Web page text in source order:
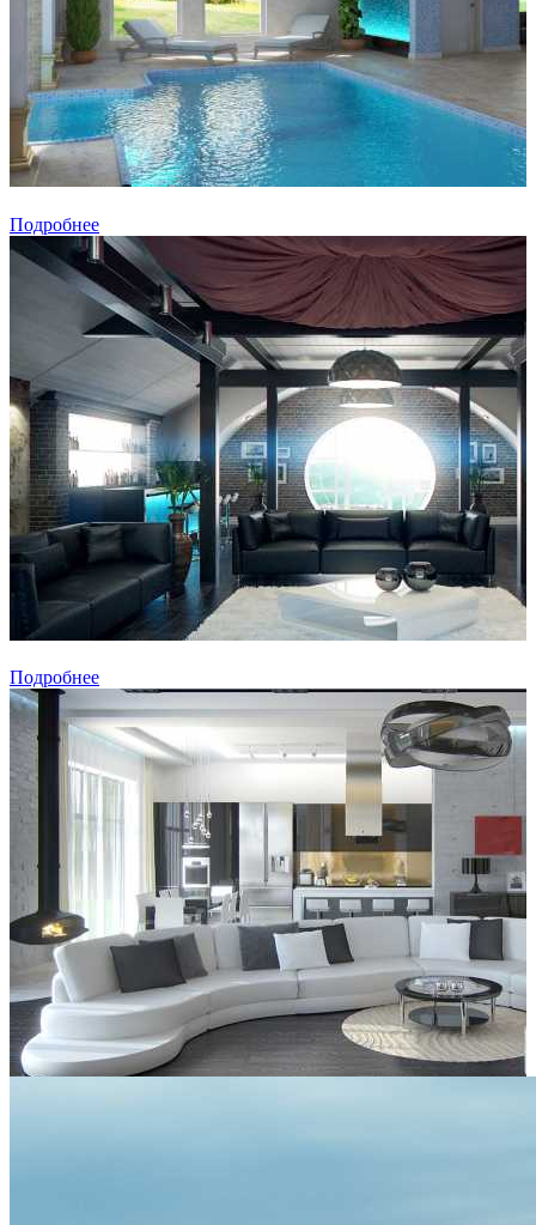
Подробнее
Подробнее